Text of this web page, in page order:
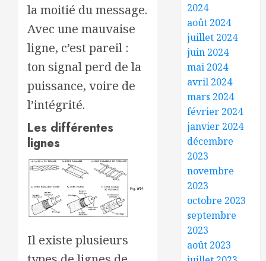
la moitié du message.
Avec une mauvaise
ligne, c’est pareil :
ton signal perd de la
puissance, voire de
l’intégrité.
Les différentes
lignes
Il existe plusieurs
2024
août 2024
juillet 2024
juin 2024
mai 2024
avril 2024
mars 2024
février 2024
janvier 2024
décembre
2023
novembre
2023
octobre 2023
septembre
2023
août 2023